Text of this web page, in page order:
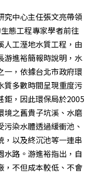
究中心主任張文亮帶領
態工程專家學者前往
人工溼地水質工程，由
游進裕簡報時說明，水
一，依據台北市政府環
質多數時間呈現重度污
鉅，因此環保局於2005
境之舊貴子坑溪、水磨
染水體透過緩衝池、
，以及終沉池等一連串
水路。游進裕指出，自
，不但成本較低、不會